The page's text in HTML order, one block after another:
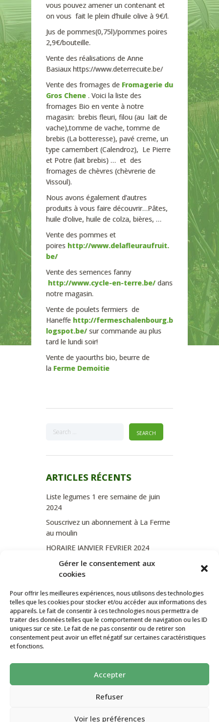
Gérer le consentement aux
cookies
Pour offrir les meilleures expériences, nous utilisons des technologies
telles que les cookies pour stocker et/ou accéder aux informations des
appareils. Le fait de consentir à ces technologies nous permettra de
traiter des données telles que le comportement de navigation ou les ID
uniques sur ce site. Le fait de ne pas consentir ou de retirer son
consentement peut avoir un effet négatif sur certaines caractéristiques
et fonctions.
Accepter
Refuser
Voir les préférences
vous pouvez amener un contenant et
on vous fait le plein d’huile olive à 9€/l.
Jus de pommes(0,75l)/pommes poires
2,9€/bouteille.
Vente des réalisations de Anne
Basiaux https://www.deterrecuite.be/
Vente des fromages de Fromagerie du
Gros Chene . Voici la liste des
fromages Bio en vente à notre
magasin: brebis fleuri, filou (au lait de
vache),tomme de vache, tomme de
brebis (La botteresse), pavé creme, un
type camembert (Calendroz), Le Pierre
et Potre (lait brebis) … et des
fromages de chèvres (chèvrerie de
Vissoul).
Nous avons également d’autres
produits à vous faire découvrir…Pâtes,
huile d’olive, huile de colza, bières, …
Vente des pommes et
poires http://www.delafleuraufruit.
be/
Vente des semences fanny
http://www.cycle-en-terre.be/ dans
notre magasin.
Vente de poulets fermiers de
Haneffe http://fermeschalenbourg.b
logspot.be/ sur commande au plus
tard le lundi soir!
Vente de yaourths bio, beurre de
la Ferme Demoitie
ARTICLES RÉCENTS
Liste legumes 1 ere semaine de juin
2024
Souscrivez un abonnement à La Ferme
au moulin
HORAIRE JANVIER FEVRIER 2024
Soutien de La Province de Liège
JOURNEE PORTES OUVERTES
CATÉGORIES
La ferme Au Moulin 2026 - Tous droits
réservés